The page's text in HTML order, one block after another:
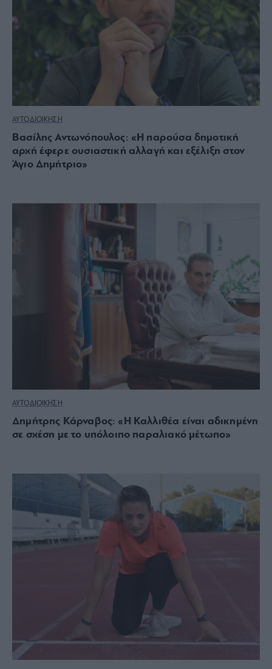
ΑΥΤΟΔΙΟΙΚΗΣΗ
Βασίλης Αντωνόπουλος: «Η παρούσα δημοτική
αρχή έφερε ουσιαστική αλλαγή και εξέλιξη στον
Άγιο Δημήτριο»
ΑΥΤΟΔΙΟΙΚΗΣΗ
Δημήτρης Κάρναβος: «Η Καλλιθέα είναι αδικημένη
σε σχέση με το υπόλοιπο παραλιακό μέτωπο»